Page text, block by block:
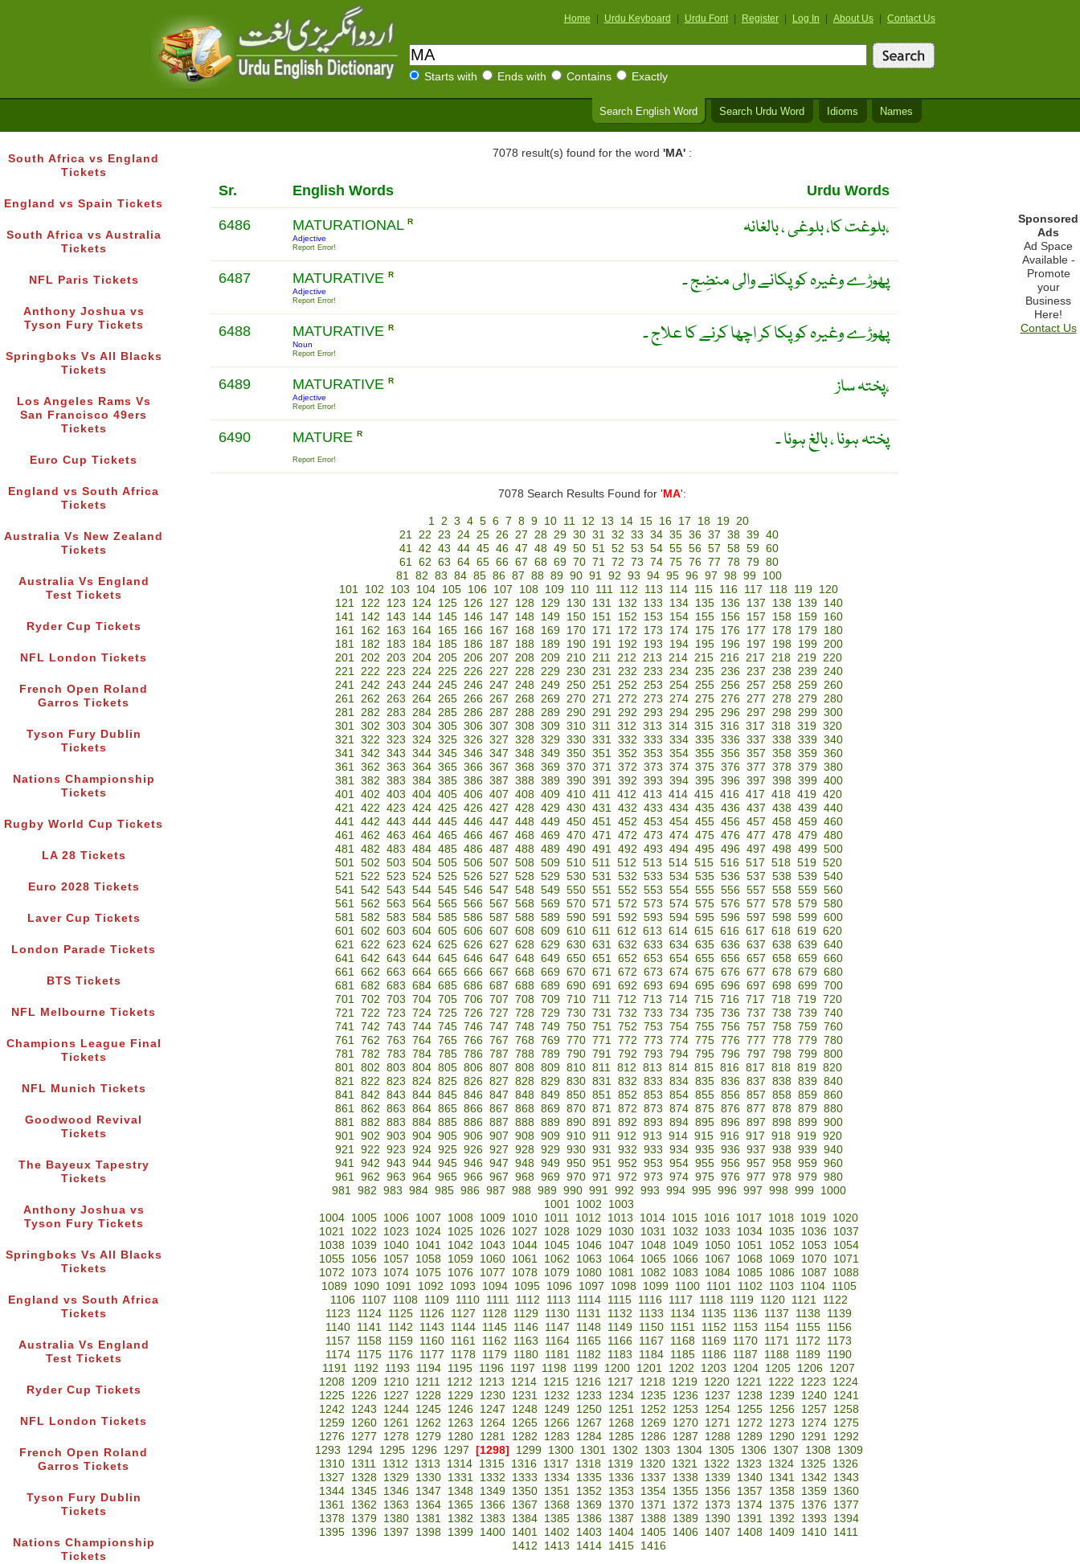
Home Urdu Keyboard Urdu Font Register Log In About Us Contact Us
Starts with Ends with Contains Exactly
Search English Word Search Urdu Word Idioms Names
South Africa vs England
Tickets
England vs Spain Tickets
South Africa vs Australia
Tickets
NFL Paris Tickets
Anthony Joshua vs
Tyson Fury Tickets
Springboks Vs All Blacks
Tickets
Los Angeles Rams Vs
San Francisco 49ers
Tickets
Euro Cup Tickets
England vs South Africa
Tickets
Australia Vs New Zealand
Tickets
Australia Vs England
Test Tickets
Ryder Cup Tickets
NFL London Tickets
French Open Roland
Garros Tickets
Tyson Fury Dublin
Tickets
Nations Championship
Tickets
Rugby World Cup Tickets
LA 28 Tickets
Euro 2028 Tickets
Laver Cup Tickets
London Parade Tickets
BTS Tickets
NFL Melbourne Tickets
Champions League Final
Tickets
NFL Munich Tickets
Goodwood Revival
Tickets
The Bayeux Tapestry
Tickets
Anthony Joshua vs
Tyson Fury Tickets
Springboks Vs All Blacks
Tickets
England vs South Africa
Tickets
Australia Vs England
Test Tickets
Ryder Cup Tickets
NFL London Tickets
French Open Roland
Garros Tickets
Tyson Fury Dublin
Tickets
Nations Championship
Tickets
7078 result(s) found for the word 'MA':
Sr. English Words Urdu Words
6486 MATURATIONAL R
Adjective
Report Error!
بلوغت کا، بلوغی ، بالغانہ،
6487 MATURATIVE R
Adjective
Report Error!
پھوڑے وغیرہ کو پکانے والی منضِج ۔
6488 MATURATIVE R
Noun
Report Error!
پھوڑے وغیرہ کو پکا کر اچھا کرنے کا علاج ۔
6489 MATURATIVE R
Adjective
Report Error!
پختہ ساز،
6490 MATURE R
Report Error!
پختہ ہونا ، بالغ ہونا ۔
7078 Search Results Found for ' MA':
1 2 3 4 5 6 7 8 9 10 11 12 13 14 15 16 17 18 19 20
21 22 23 24 25 26 27 28 29 30 31 32 33 34 35 36 37 38 39 40
41 42 43 44 45 46 47 48 49 50 51 52 53 54 55 56 57 58 59 60
61 62 63 64 65 66 67 68 69 70 71 72 73 74 75 76 77 78 79 80
81 82 83 84 85 86 87 88 89 90 91 92 93 94 95 96 97 98 99
100
101 102 103 104 105 106 107 108 109 110 111 112 113 114 115 116 117 118 119 120
121
122 123 124 125 126 127 128 129 130 131 132 133 134 135 136 137 138 139
140
141
142 143 144 145 146 147 148 149 150 151 152 153 154 155 156 157 158 159
160
161
162 163 164 165 166 167 168 169 170 171 172 173 174 175 176 177 178 179
180
181
182 183 184 185 186 187 188 189 190 191 192 193 194 195 196 197 198 199 200
201 202 203 204 205 206 207 208 209 210 211 212 213 214 215 216 217 218 219 220
221 222 223 224 225 226 227 228 229 230 231 232 233 234 235 236 237 238 239 240
241 242 243 244 245 246 247 248 249 250 251 252 253 254 255 256 257 258 259 260
261 262 263 264 265 266 267 268 269 270 271 272 273 274 275 276 277 278 279 280
281 282 283 284 285 286 287 288 289 290 291 292 293 294 295 296 297 298 299 300
301 302 303 304 305 306 307 308 309 310 311 312 313 314 315 316 317 318 319 320
321 322 323 324 325 326 327 328 329 330 331 332 333 334 335 336 337 338 339 340
341 342 343 344 345 346 347 348 349 350 351 352 353 354 355 356 357 358 359 360
361 362 363 364 365 366 367 368 369 370 371 372 373 374 375 376 377 378 379 380
381 382 383 384 385 386 387 388 389 390 391 392 393 394 395 396 397 398 399 400
401 402 403 404 405 406 407 408 409 410 411 412 413 414 415 416 417 418 419 420
421 422 423 424 425 426 427 428 429 430 431 432 433 434 435 436 437 438 439 440
441 442 443 444 445 446 447 448 449 450 451 452 453 454 455 456 457 458 459 460
461 462 463 464 465 466 467 468 469 470 471 472 473 474 475 476 477 478 479 480
481 482 483 484 485 486 487 488 489 490 491 492 493 494 495 496 497 498 499 500
501 502 503 504 505 506 507 508 509 510 511 512 513 514 515 516 517 518 519 520
521 522 523 524 525 526 527 528 529 530 531 532 533 534 535 536 537 538 539 540
541 542 543 544 545 546 547 548 549 550 551 552 553 554 555 556 557 558 559 560
561 562 563 564 565 566 567 568 569 570 571 572 573 574 575 576 577 578 579 580
581 582 583 584 585 586 587 588 589 590 591 592 593 594 595 596 597 598 599 600
601 602 603 604 605 606 607 608 609 610 611 612 613 614 615 616 617 618 619 620
621 622 623 624 625 626 627 628 629 630 631 632 633 634 635 636 637 638 639 640
641 642 643 644 645 646 647 648 649 650 651 652 653 654 655 656 657 658 659 660
661 662 663 664 665 666 667 668 669 670 671 672 673 674 675 676 677 678 679 680
681 682 683 684 685 686 687 688 689 690 691 692 693 694 695 696 697 698 699 700
701 702 703 704 705 706 707 708 709 710 711 712 713 714 715 716 717 718 719 720
721 722 723 724 725 726 727 728 729 730 731 732 733 734 735 736 737 738 739 740
741 742 743 744 745 746 747 748 749 750 751 752 753 754 755 756 757 758 759 760
761 762 763 764 765 766 767 768 769 770 771 772 773 774 775 776 777 778 779 780
781 782 783 784 785 786 787 788 789 790 791 792 793 794 795 796 797 798 799 800
801 802 803 804 805 806 807 808 809 810 811 812 813 814 815 816 817 818 819 820
821 822 823 824 825 826 827 828 829 830 831 832 833 834 835 836 837 838 839 840
841 842 843 844 845 846 847 848 849 850 851 852 853 854 855 856 857 858 859 860
861 862 863 864 865 866 867 868 869 870 871 872 873 874 875 876 877 878 879 880
881 882 883 884 885 886 887 888 889 890 891 892 893 894 895 896 897 898 899 900
901 902 903 904 905 906 907 908 909 910 911 912 913 914 915 916 917 918 919 920
921 922 923 924 925 926 927 928 929 930 931 932 933 934 935 936 937 938 939 940
941 942 943 944 945 946 947 948 949 950 951 952 953 954 955 956 957 958 959 960
961 962 963 964 965 966 967 968 969 970 971 972 973 974 975 976 977 978 979 980
981 982 983 984 985 986 987 988 989 990 991 992 993 994 995 996 997 998 999
1000
1001
1002
1003
1004 1005 1006 1007 1008 1009 1010 1011 1012 1013 1014 1015 1016 1017 1018 1019 1020
1021
1022 1023 1024 1025 1026 1027 1028 1029 1030 1031 1032 1033 1034 1035 1036
1037
1038
1039 1040 1041 1042 1043 1044 1045 1046 1047 1048 1049 1050 1051 1052 1053
1054
1055
1056 1057 1058 1059 1060 1061 1062 1063 1064 1065 1066 1067 1068 1069 1070
1071
1072
1073 1074 1075 1076 1077 1078 1079 1080 1081 1082 1083 1084 1085 1086 1087
1088
1089
1090 1091 1092 1093 1094 1095 1096 1097 1098 1099 1100 1101 1102 1103 1104
1105
1106
1107 1108 1109 1110 1111 1112 1113 1114 1115 1116 1117 1118 1119 1120 1121
1122
1123
1124 1125 1126 1127 1128 1129 1130 1131 1132 1133 1134 1135 1136 1137 1138 1139
1140 1141 1142 1143 1144 1145 1146 1147 1148 1149 1150 1151 1152 1153 1154 1155 1156
1157
1158 1159 1160 1161 1162 1163 1164 1165 1166 1167 1168 1169 1170 1171 1172
1173
1174 1175 1176 1177 1178 1179 1180 1181 1182 1183 1184 1185 1186 1187 1188 1189 1190
1191 1192 1193 1194 1195 1196 1197 1198 1199 1200 1201 1202 1203 1204 1205 1206 1207
1208 1209 1210 1211 1212 1213 1214 1215 1216 1217 1218 1219 1220 1221 1222 1223
1224
1225
1226 1227 1228 1229 1230 1231 1232 1233 1234 1235 1236 1237 1238 1239 1240
1241
1242
1243 1244 1245 1246 1247 1248 1249 1250 1251 1252 1253 1254 1255 1256 1257
1258
1259
1260 1261 1262 1263 1264 1265 1266 1267 1268 1269 1270 1271 1272 1273 1274
1275
1276
1277 1278 1279 1280 1281 1282 1283 1284 1285 1286 1287 1288 1289 1290 1291
1292
1293
1294 1295 1296 1297 [1298] 1299 1300 1301 1302 1303 1304 1305 1306 1307 1308
1309
1310 1311 1312 1313 1314 1315 1316 1317 1318 1319 1320 1321 1322 1323 1324 1325 1326
1327
1328 1329 1330 1331 1332 1333 1334 1335 1336 1337 1338 1339 1340 1341 1342
1343
1344
1345 1346 1347 1348 1349 1350 1351 1352 1353 1354 1355 1356 1357 1358 1359
1360
1361
1362 1363 1364 1365 1366 1367 1368 1369 1370 1371 1372 1373 1374 1375 1376
1377
1378
1379 1380 1381 1382 1383 1384 1385 1386 1387 1388 1389 1390 1391 1392 1393
1394
1395 1396 1397 1398 1399 1400 1401 1402 1403 1404 1405 1406 1407 1408 1409 1410 1411
1412
1413 1414 1415 1416
Sponsored
Ads
Ad Space
Available -
Promote
your
Business
Here!
Contact Us